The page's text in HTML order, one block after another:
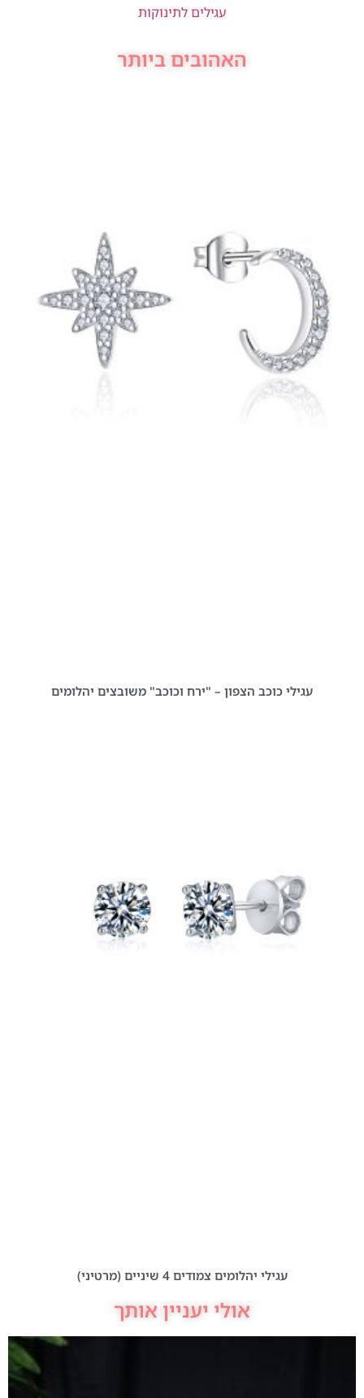
עגילים לתינוקות
האהובים ביותר
עגילי כוכב הצפון – "ירח וכוכב" משובצים יהלומים
עגילי יהלומים צמודים 4 שיניים (מרטיני)
אולי יעניין אותך